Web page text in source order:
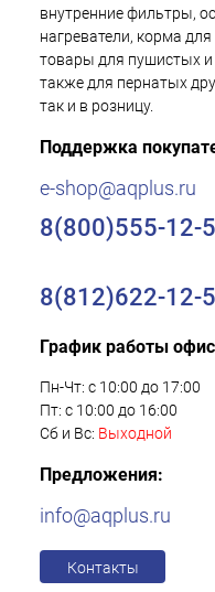
внутренние фильтры,
нагреватели, корма
товары для пушистых
также для пернатых
так и в розницу.
Поддержка
e-shop@aqplus.ru
8(800)555-12-
8(812)622-12-
График работы
Пн-Чт: с 10:00 до 17:00
Пт: с 10:00 до 16:00
Сб и Вс: Выходной
Предложения:
info@aqplus.ru
Контакты